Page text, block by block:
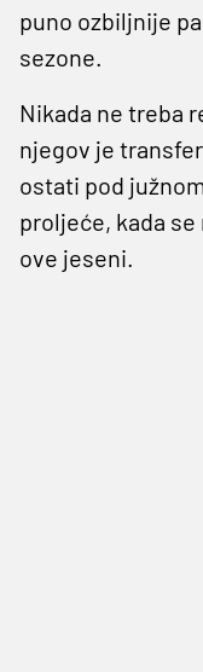
puno ozbiljnije
sezone.
Nikada ne treba
njegov je
ostati pod
proljeće, kada
ove jeseni.